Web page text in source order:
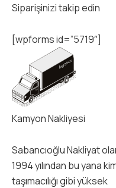
Siparişinizi takip edin
[wpforms id=”5719″]
Kamyon Nakliyesi
Sabancıoğlu Nakliyat
1994 yılından bu yana
taşımacılığı gibi yüksek